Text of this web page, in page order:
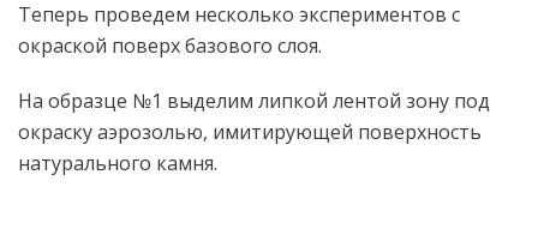
Теперь проведем несколько экспериментов с
окраской поверх базового слоя.
На образце №1 выделим липкой лентой зону под
окраску аэрозолью, имитирующей поверхность
натурального камня.